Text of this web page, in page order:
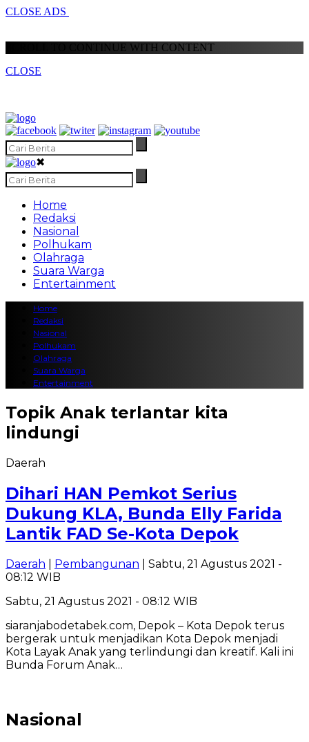
CLOSE ADS
SCROLL TO CONTINUE WITH CONTENT
CLOSE
✖
Home
Redaksi
Nasional
Polhukam
Olahraga
Suara Warga
Entertainment
Home
Redaksi
Nasional
Polhukam
Olahraga
Suara Warga
Entertainment
Topik Anak terlantar kita
lindungi
Daerah
Dihari HAN Pemkot Serius
Dukung KLA, Bunda Elly Farida
Lantik FAD Se-Kota Depok
Daerah Pembangunan | Sabtu, 21 Agustus 2021 -
08:12 WIB
Sabtu, 21 Agustus 2021 - 08:12 WIB
siaranjabodetabek.com, Depok – Kota Depok terus
bergerak untuk menjadikan Kota Depok menjadi
Kota Layak Anak yang terlindungi dan kreatif. Kali ini
Bunda Forum Anak…
Nasional